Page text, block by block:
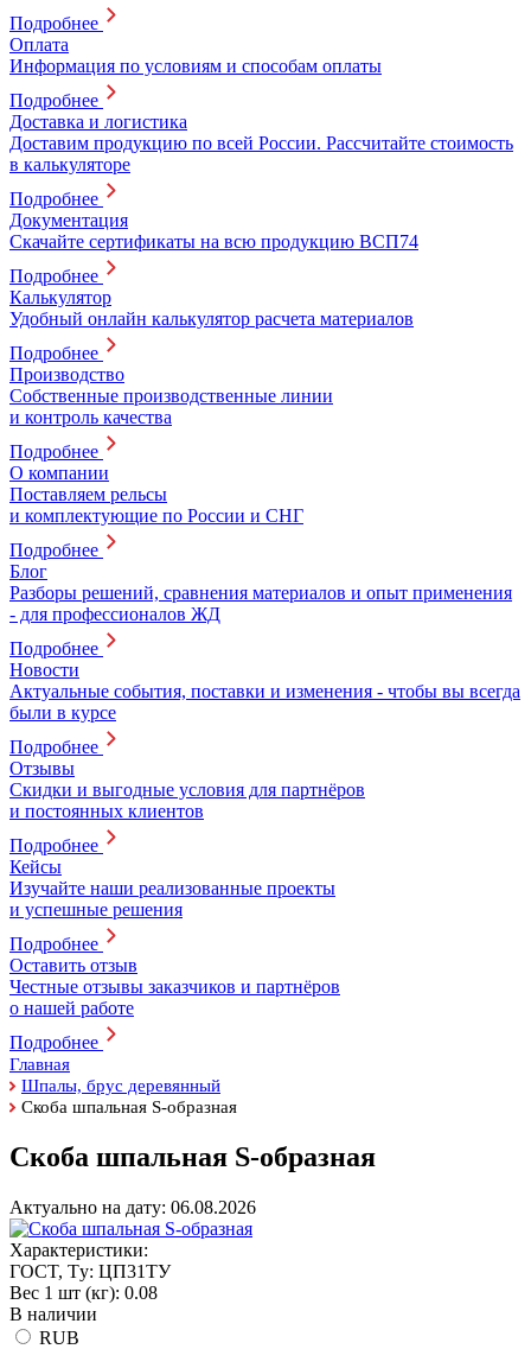
Подробнее
Оплата
Информация по условиям и способам оплаты
Подробнее
Доставка и логистика
Доставим продукцию по всей России. Рассчитайте стоимость
в калькуляторе
Подробнее
Документация
Скачайте сертификаты на всю продукцию ВСП74
Подробнее
Калькулятор
Удобный онлайн калькулятор расчета материалов
Подробнее
Производство
Собственные производственные линии
и контроль качества
Подробнее
О компании
Поставляем рельсы
и комплектующие по России и СНГ
Подробнее
Блог
Разборы решений, сравнения материалов и опыт применения
- для профессионалов ЖД
Подробнее
Новости
Актуальные события, поставки и изменения - чтобы вы всегда
были в курсе
Подробнее
Отзывы
Скидки и выгодные условия для партнёров
и постоянных клиентов
Подробнее
Кейсы
Изучайте наши реализованные проекты
и успешные решения
Подробнее
Оставить отзыв
Честные отзывы заказчиков и партнёров
о нашей работе
Подробнее
Главная
Шпалы, брус деревянный
Скоба шпальная S-образная
Скоба шпальная S-образная
Актуально на дату: 06.08.2026
Характеристики:
ГOCT, Tу: ЦП31ТУ
Вес 1 шт (кг): 0.08
В наличии
RUB